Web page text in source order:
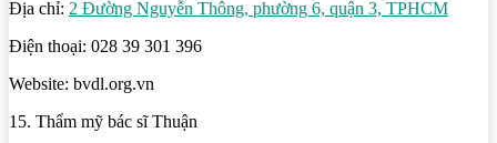
Địa chỉ: 2 Đường Nguyễn Thông, phường 6, quận 3, TPHCM
Điện thoại: 028 39 301 396
Website: bvdl.org.vn
15. Thẩm mỹ bác sĩ Thuận